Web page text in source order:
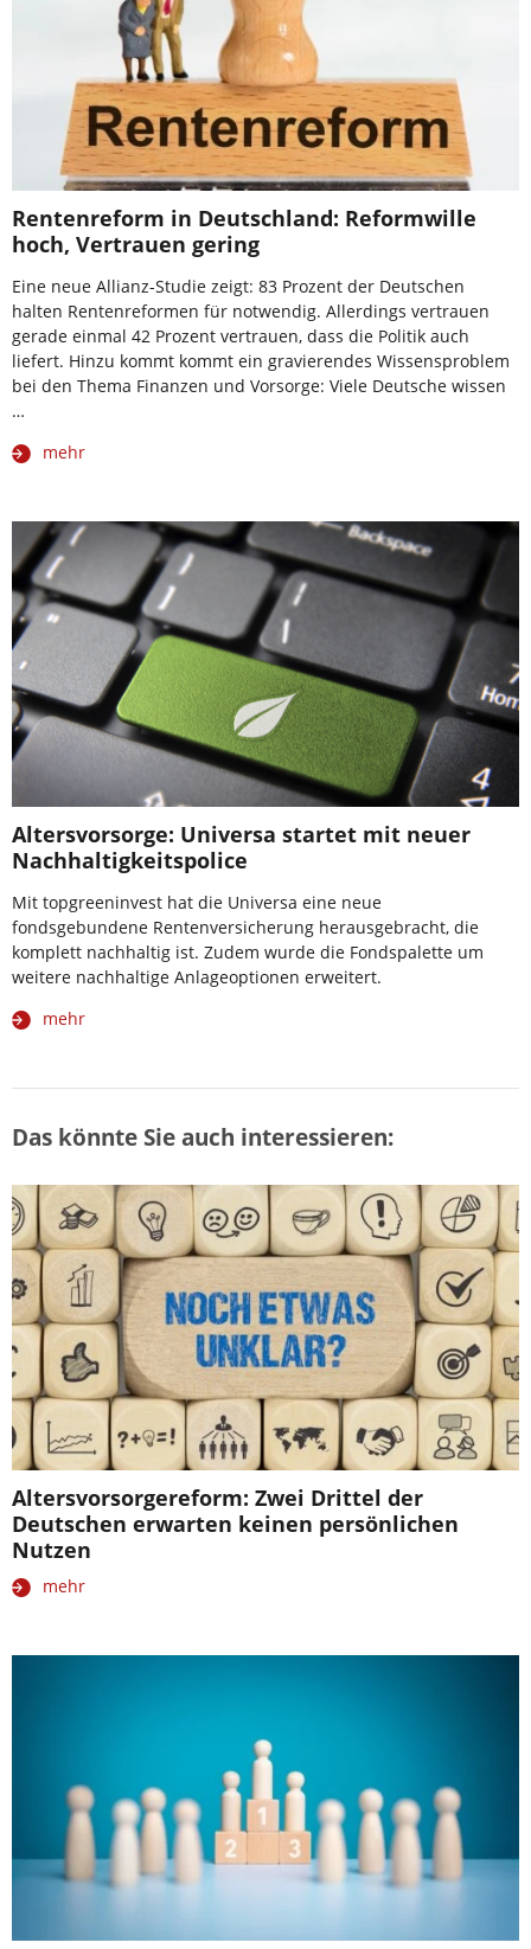
Rentenreform in Deutschland: Reformwille
hoch, Vertrauen gering
Eine neue Allianz-Studie zeigt: 83 Prozent der Deutschen
halten Rentenreformen für notwendig. Allerdings vertrauen
gerade einmal 42 Prozent vertrauen, dass die Politik auch
liefert. Hinzu kommt kommt ein gravierendes Wissensproblem
bei den Thema Finanzen und Vorsorge: Viele Deutsche wissen
…
mehr
Altersvorsorge: Universa startet mit neuer
Nachhaltigkeitspolice
Mit topgreeninvest hat die Universa eine neue
fondsgebundene Rentenversicherung herausgebracht, die
komplett nachhaltig ist. Zudem wurde die Fondspalette um
weitere nachhaltige Anlageoptionen erweitert.
mehr
Das könnte Sie auch interessieren:
Altersvorsorgereform: Zwei Drittel der
Deutschen erwarten keinen persönlichen
Nutzen
mehr